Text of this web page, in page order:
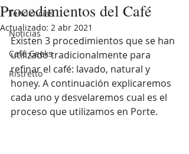
Tendencias
Noticias
Café Geeks
Ristretto
Procedimientos del Café
Actualizado: 2 abr 2021
Existen 3 procedimientos que se han
utilizado tradicionalmente para
refinar el café: lavado, natural y
honey. A continuación explicaremos
cada uno y desvelaremos cual es el
proceso que utilizamos en Porte.